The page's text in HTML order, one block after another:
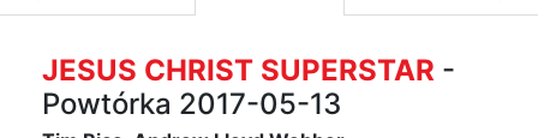
JESUS CHRIST SUPERSTAR -
Powtórka 2017-05-13